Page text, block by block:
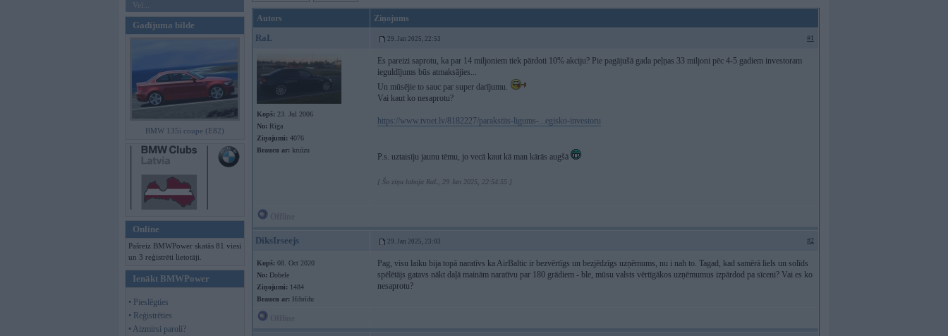
Vel...
Gadījuma bilde
BMW 135i coupe (E82)
Online
Pašreiz BMWPower skatās 81 viesi
un 3 reģistrēti lietotāji.
Ienākt BMWPower
• Pieslēgties
• Reģistrēties
• Aizmirsi paroli?
Autors Ziņojums
RaL 29. Jan 2025, 22:53 #1
Kopš: 23. Jul 2006
No: Rīga
Ziņojumi: 4076
Braucu ar: kruīzu
Es pareizi saprotu, ka par 14 miljoniem tiek pārdoti 10% akciju? Pie pagājušā gada peļņas 33 miljoni pēc 4-5 gadiem investoram
ieguldījums būs atmaksājies...
Un mūsējie to sauc par super darījumu.
Vai kaut ko nesaprotu?
https://www.tvnet.lv/8182227/parakstits-ligums-...egisko-investoru
P.s. uztaisīju jaunu tēmu, jo vecā kaut kā man kārās augšā
[ Šo ziņu laboja RaL, 29 Jan 2025, 22:54:55 ]
DiksIrseejs 29. Jan 2025, 23:03 #2
Kopš: 08. Oct 2020
No: Dobele
Ziņojumi: 1484
Braucu ar: Hibrīdu
Pag, visu laiku bija topā naratīvs ka AirBaltic ir bezvērtīgs un bezjēdzīgs uzņēmums, nu i nah to. Tagad, kad samērā liels un solīds
spēlētājs gatavs nākt daļā mainām naratīvu par 180 grādiem - ble, mūsu valsts vērtīgākos uzņēmumus izpārdod pa sīceni? Vai es ko
nesaprotu?